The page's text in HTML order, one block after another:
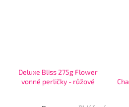
Deluxe Bliss 275g Flower
vonné perličky - růžové